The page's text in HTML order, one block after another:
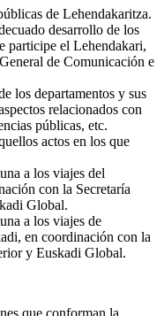
de Lehendakaritza.
desarrollo de los
participe el Lehendakari,
de Comunicación e
los departamentos y sus
relacionados con
públicas, etc.
actos en los que
a los viajes del
con la Secretaría
Global.
a los viajes de
en coordinación con la
y Euskadi Global.
que conforman la